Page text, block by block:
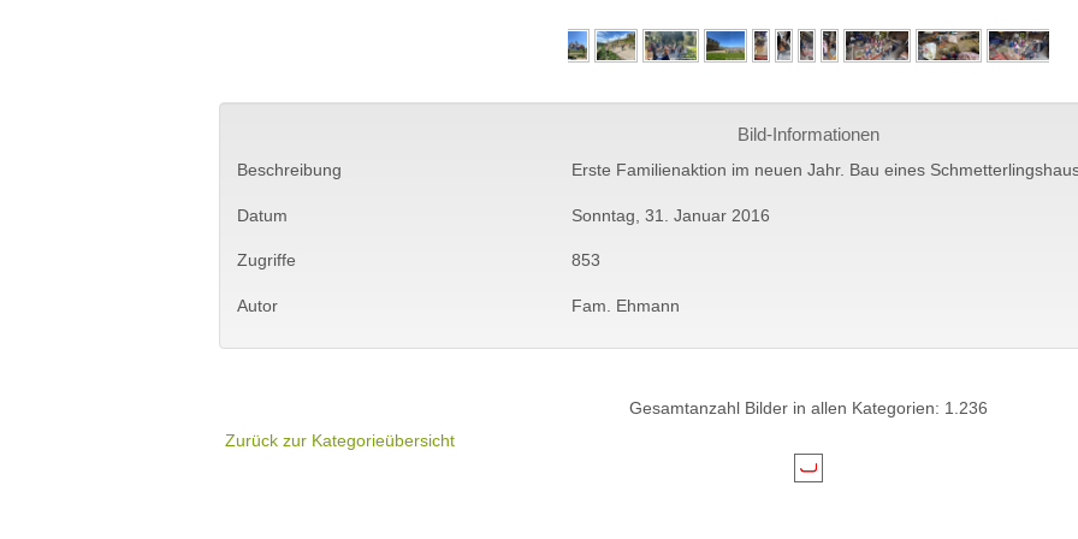
Bild-Informationen
Beschreibung Erste Familienaktion im neuen Jahr. Bau eines
Datum Sonntag, 31. Januar 2016
Zugriffe 853
Autor Fam. Ehmann
Gesamtanzahl Bilder in allen Kategorien: 1.236
Zurück zur Kategorieübersicht